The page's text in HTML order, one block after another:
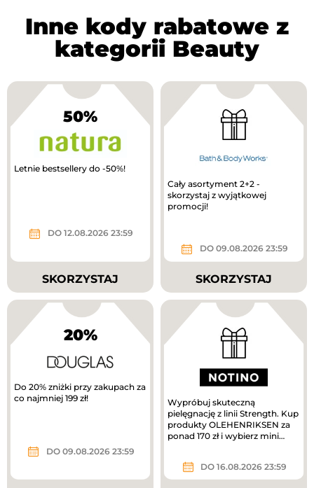
Inne kody rabatowe z
kategorii Beauty
50%
Letnie bestsellery do -50%!
DO 12.08.2026 23:59
SKORZYSTAJ
Cały asortyment 2+2 -
skorzystaj z wyjątkowej
promocji!
DO 09.08.2026 23:59
SKORZYSTAJ
20%
Do 20% zniżki przy zakupach za
co najmniej 199 zł!
DO 09.08.2026 23:59
Wypróbuj skuteczną
pielęgnację z linii Strength. Kup
produkty OLEHENRIKSEN za
ponad 170 zł i wybierz mini
DO 16.08.2026 23:59